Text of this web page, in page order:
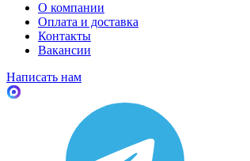
О компании
Оплата и доставка
Контакты
Вакансии
Написать нам